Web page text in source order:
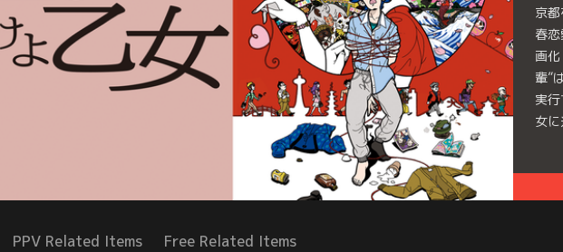
京
春
画
輩”
実
女
PPV Related Items Free Related Items